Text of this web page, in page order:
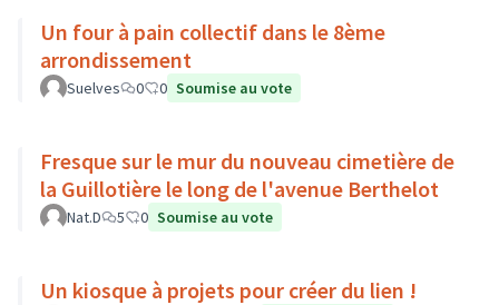
Un four à pain collectif dans le 8ème
arrondissement
Suelves 0 0 Soumise au vote
Fresque sur le mur du nouveau cimetière de
la Guillotière le long de l'avenue Berthelot
Nat.D 5 0 Soumise au vote
Un kiosque à projets pour créer du lien !